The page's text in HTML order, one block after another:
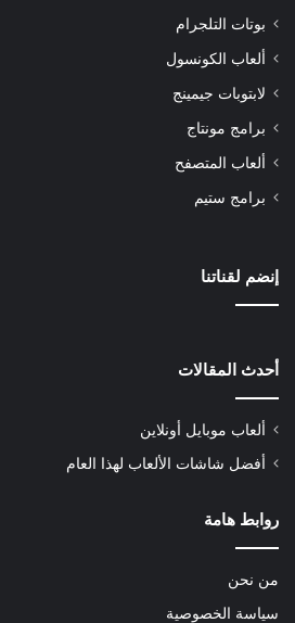
بوتات التلجرام
ألعاب الكونسول
لابتوبات جيمينج
برامج مونتاج
ألعاب المتصفح
برامج ستيم
إنضم لقناتنا
أحدث المقالات
ألعاب موبايل أونلاين
أفضل شاشات الألعاب لهذا العام
روابط هامة
من نحن
سياسة الخصوصية